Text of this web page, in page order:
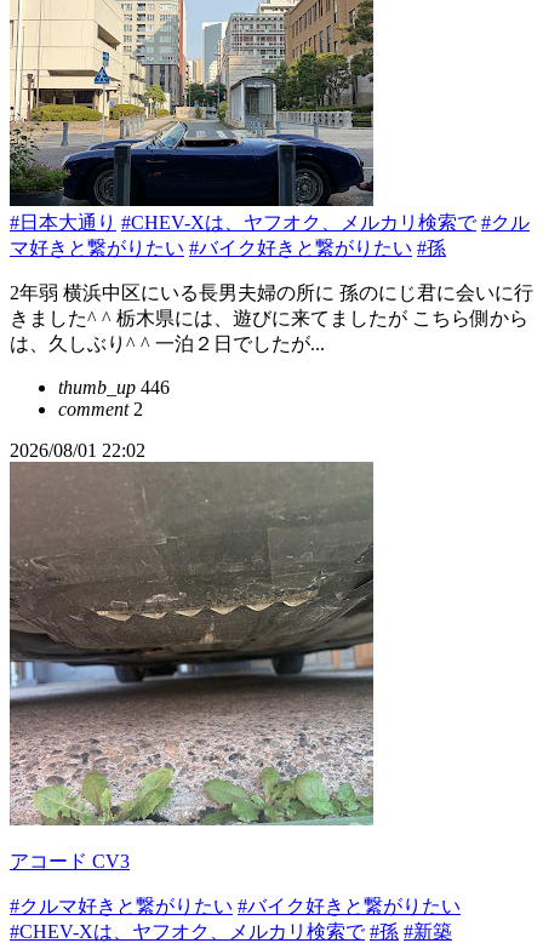
#日本大通り #CHEV-Xは、ヤフオク、メルカリ検索で #クル
マ好きと繋がりたい #バイク好きと繋がりたい #孫
2年弱 横浜中区にいる長男夫婦の所に 孫のにじ君に会いに行
きました^ ^ 栃木県には、遊びに来てましたが こちら側から
は、久しぶり^ ^ 一泊２日でしたが...
thumb_up 446
comment2
2026/08/01 22:02
アコード CV3
#クルマ好きと繋がりたい #バイク好きと繋がりたい
#CHEV-Xは、ヤフオク、メルカリ検索で #孫 #新築